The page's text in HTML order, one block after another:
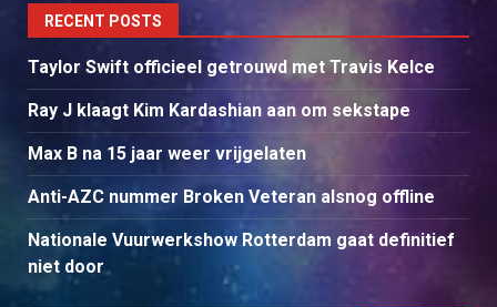
RECENT POSTS
Taylor Swift officieel getrouwd met Travis Kelce
Ray J klaagt Kim Kardashian aan om sekstape
Max B na 15 jaar weer vrijgelaten
Anti-AZC nummer Broken Veteran alsnog offline
Nationale Vuurwerkshow Rotterdam gaat definitief
niet door